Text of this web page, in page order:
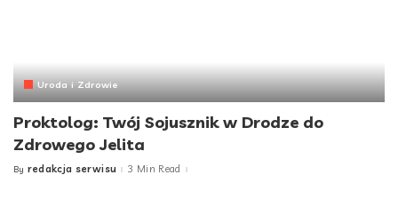
Uroda i Zdrowie
Proktolog: Twój Sojusznik w Drodze do
Zdrowego Jelita
Posted
By redakcja serwisu 3 Min Read